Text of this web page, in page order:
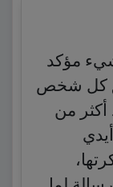
مؤكد
كل شخص
أكثر من